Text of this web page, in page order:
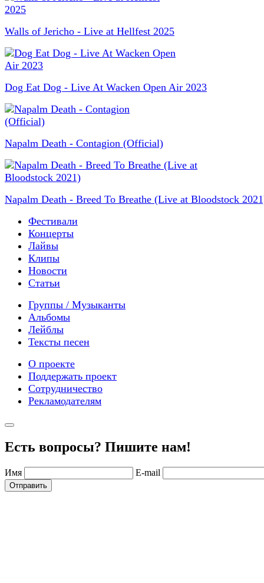
Walls of Jericho - Live at Hellfest 2025
Dog Eat Dog - Live At Wacken Open Air 2023
Napalm Death - Contagion (Official)
Napalm Death - Breed To Breathe (Live at Bloodstock
Фестивали
Концерты
Лайвы
Клипы
Новости
Статьи
Группы / Музыканты
Альбомы
Лейблы
Тексты песен
О проекте
Поддержать проект
Сотрудничество
Рекламодателям
Есть вопросы? Пишите нам!
Имя E-mail